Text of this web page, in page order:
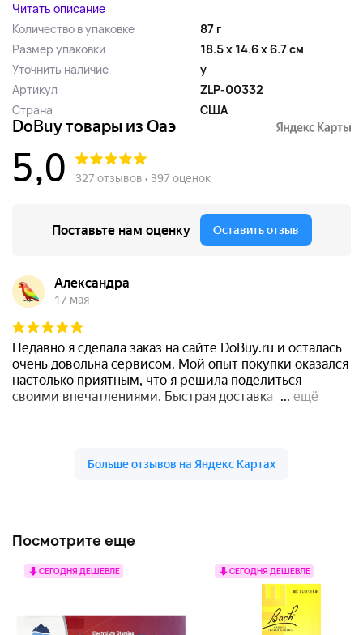
Читать описание
Количество в упаковке
87 г
Размер упаковки
18.5 x 14.6 x 6.7 см
Уточнить наличие
y
Артикул
ZLP-00332
Страна
США
Посмотрите еще
СЕГОДНЯ ДЕШЕВЛЕ СЕГОДНЯ ДЕШЕВЛЕ